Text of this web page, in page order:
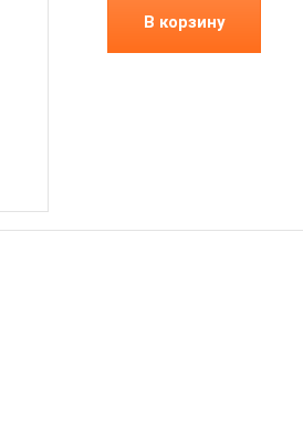
В корзину